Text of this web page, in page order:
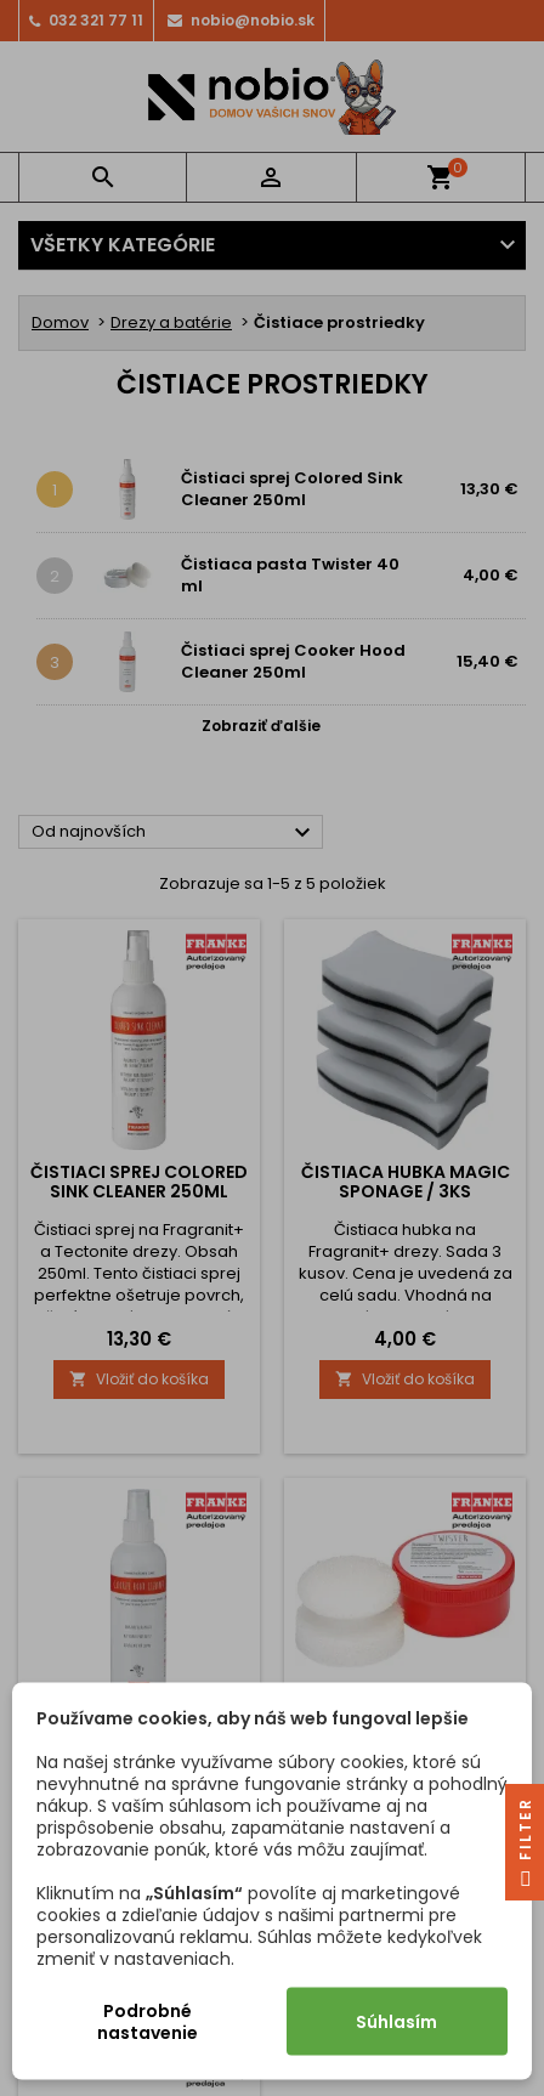
032 321 77 11 nobio@nobio.sk
  shopping_cart0
VŠETKY KATEGÓRIE
Domov Drezy a batérie Čistiace prostriedky
ČISTIACE PROSTRIEDKY
1
Čistiaci sprej Colored Sink
Cleaner 250ml
13,30 €
2
Čistiaca pasta Twister 40
ml
4,00 €
3
Čistiaci sprej Cooker Hood
Cleaner 250ml
15,40 €
Zobraziť ďalšie
Od najnovších 
Zobrazuje sa 1-5 z 5 položiek
ČISTIACI SPREJ COLORED
SINK CLEANER 250ML
Čistiaci sprej na Fragranit+
a Tectonite drezy. Obsah
250ml. Tento čistiaci sprej
perfektne ošetruje povrch,
čistí a vytvára ochrannú
vrstvu čím zvyšuje životnosť
drezu.
Cena
13,30 €
 Vložiť do košíka
ČISTIACA HUBKA MAGIC
SPONAGE / 3KS
Čistiaca hubka na
Fragranit+ drezy. Sada 3
kusov. Cena je uvedená za
celú sadu. Vhodná na
manuálne odstránenie
lokálnych nečistôt a fľakov
z granitových a tectonite
drezov bez poškodenia
povrchu.
Cena
4,00 €
 Vložiť do košíka
ČISTIACI SPREJ COOKER
HOOD CLEANER 250ML
Čistiaci sprej na odsávače
pár. Obsah 250ml.
Obsahuje látky, ktoré
intenzívne čistia povrch
usadeniny a zároveň
ošetrujú povrch digestorov.
Špeciálne určený pre
starostlivosť o digestory.
Cena
15,40 €
 Vložiť do košíka
ČISTIACA PASTA
TWISTER 125 ML
čistiaca pasta na
fragranitové , tectonitové a
nerezové drezy vrátane
hubky
Cena
8,00 €
 Vložiť do košíka
Používame cookies, aby náš web fungoval lepšie
Na našej stránke využívame súbory cookies, ktoré sú
nevyhnutné na správne fungovanie stránky a pohodlný
nákup. S vaším súhlasom ich používame aj na
prispôsobenie obsahu, zapamätanie nastavení a
zobrazovanie ponúk, ktoré vás môžu zaujímať.
Kliknutím na „Súhlasím“ povolíte aj marketingové
cookies a zdieľanie údajov s našimi partnermi pre
personalizovanú reklamu. Súhlas môžete kedykoľvek
zmeniť v nastaveniach.
Podrobné
nastavenie
Súhlasím
R